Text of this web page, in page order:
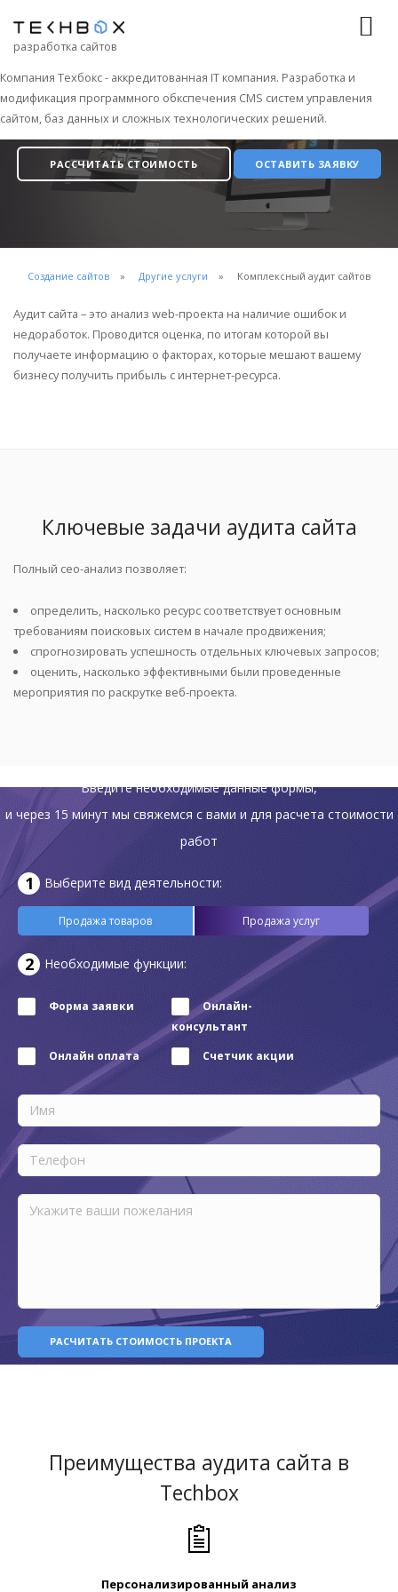
разработка сайтов
Компания Техбокс - аккредитованная IT компания. Разработка и
модификация программного обкспечения CMS систем управления
сайтом, баз данных и сложных технологических решений.
Комплексный аудит сайтов
РАССЧИТАТЬ СТОИМОСТЬ ОСТАВИТЬ ЗАЯВКУ
Создание сайтов Другие услуги Комплексный аудит сайтов
Аудит сайта – это анализ web-проекта на наличие ошибок и
недоработок. Проводится оценка, по итогам которой вы
получаете информацию о факторах, которые мешают вашему
бизнесу получить прибыль с интернет-ресурса.
Ключевые задачи аудита сайта
Полный сео-анализ позволяет:
определить, насколько ресурс соответствует основным
требованиям поисковых систем в начале продвижения;
спрогнозировать успешность отдельных ключевых запросов;
оценить, насколько эффективными были проведенные
мероприятия по раскрутке веб-проекта.
Введите необходимые данные формы,
и через 15 минут мы свяжемся с вами и для расчета стоимости
работ
Выберите вид деятельности:
Продажа товаров Продажа услуг
Необходимые функции:
Форма заявки
Онлайн-
консультант
Онлайн оплата
Счетчик акции
РАСЧИТАТЬ СТОИМОСТЬ ПРОЕКТА
Преимущества аудита сайта в
Techbox
Персонализированный анализ